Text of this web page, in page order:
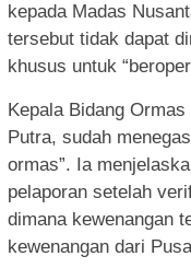
kepada Madas
tersebut tidak dapat
khusus untuk
Kepala Bidang
Putra, sudah
ormas”. Ia
pelaporan setelah
dimana kewenangan
kewenangan dari